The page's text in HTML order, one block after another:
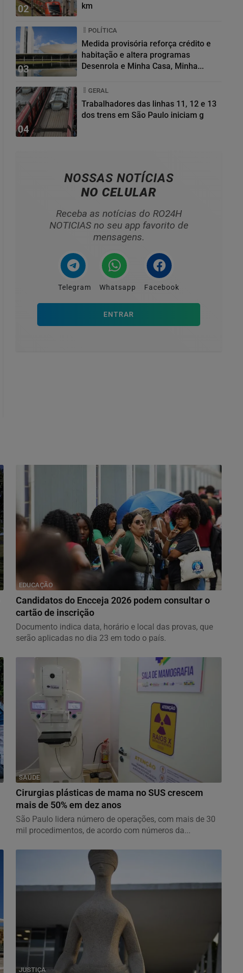
02
km
03
POLÍTICA
Medida provisória reforça crédito e
habitação e altera programas
Desenrola e Minha Casa, Minha...
04
GERAL
Trabalhadores das linhas 11, 12 e 13
dos trens em São Paulo iniciam g
NOSSAS NOTÍCIAS
NO CELULAR
Receba as notícias do RO24H
NOTICIAS no seu app favorito de
mensagens.
Telegram Whatsapp Facebook
ENTRAR
EDUCAÇÃO
Candidatos do Encceja 2026 podem consultar o
cartão de inscrição
Documento indica data, horário e local das provas, que
serão aplicadas no dia 23 em todo o país.
SAÚDE
Cirurgias plásticas de mama no SUS crescem
mais de 50% em dez anos
São Paulo lidera número de operações, com mais de 30
mil procedimentos, de acordo com números da...
JUSTIÇA